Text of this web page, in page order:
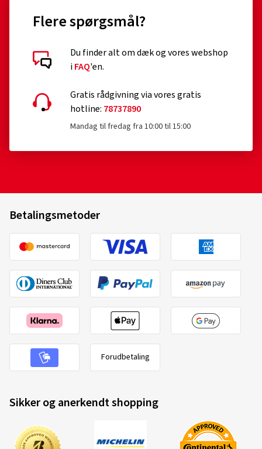
Flere spørgsmål?
Du finder alt om dæk og vores webshop
iFAQ'en.
Gratis rådgivning via vores gratis
hotline: 78737890
Mandag til fredag fra 10:00 til 15:00
Betalingsmetoder
Forudbetaling
Sikker og anerkendt shopping